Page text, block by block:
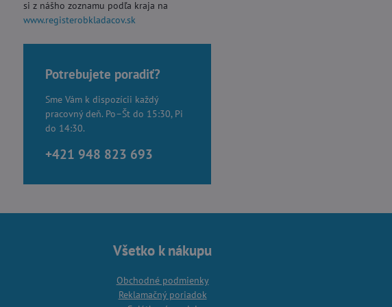
si z nášho zoznamu podľa kraja na
www.registerobkladacov.sk
Potrebujete poradiť?
Sme Vám k dispozícii každý
pracovný deň. Po–Št do 15:30, Pi
do 14:30.
+421 948 823 693
Všetko k nákupu
Obchodné podmienky
Reklamačný poriadok